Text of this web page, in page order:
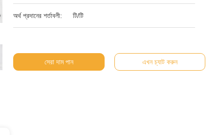
অর্থ প্রদানের শর্তাবলী: টি/টি
সেরা দাম পান এখন চ্যাট করুন